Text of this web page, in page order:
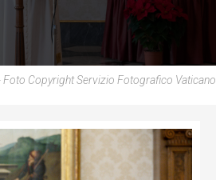
Copyright Servizio Fotografico Vaticano